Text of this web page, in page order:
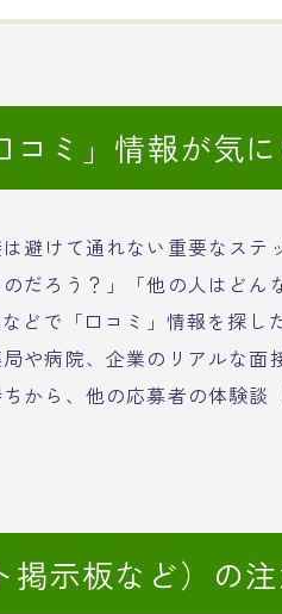
ミ」情報が気
避けて通れない重要なステ
だろう？」「他の人はどん
どで「口コミ」情報を探し
や病院、企業のリアルな面
から、他の応募者の体験談
掲示板など）の